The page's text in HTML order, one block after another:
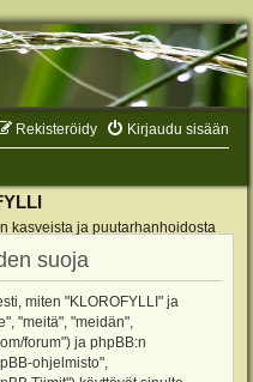
Kirjaudu sisään
Rekisteröidy
kasveista ja puutarhanhoidosta
suoja
miten "KLOROFYLLI" ja
"meitä", "meidän",
forum") ja phpBB:n
ohjelmisto",